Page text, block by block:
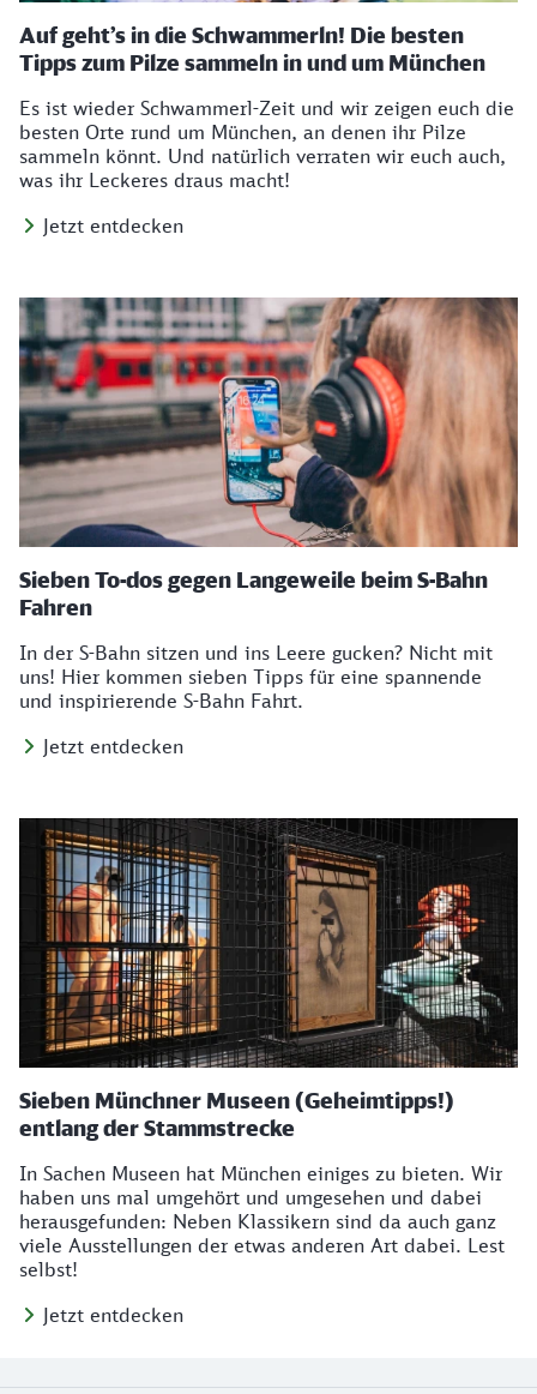
Auf geht’s in die Schwammerln! Die besten
Tipps zum Pilze sammeln in und um München
Es ist wieder Schwammerl-Zeit und wir zeigen euch die
besten Orte rund um München, an denen ihr Pilze
sammeln könnt. Und natürlich verraten wir euch auch,
was ihr Leckeres draus macht!
Jetzt entdecken
Sieben To-dos gegen Langeweile beim S-Bahn
Fahren
In der S-Bahn sitzen und ins Leere gucken? Nicht mit
uns! Hier kommen sieben Tipps für eine spannende
und inspirierende S-Bahn Fahrt.
Jetzt entdecken
Sieben Münchner Museen (Geheimtipps!)
entlang der Stammstrecke
In Sachen Museen hat München einiges zu bieten. Wir
haben uns mal umgehört und umgesehen und dabei
herausgefunden: Neben Klassikern sind da auch ganz
viele Ausstellungen der etwas anderen Art dabei. Lest
selbst!
Jetzt entdecken